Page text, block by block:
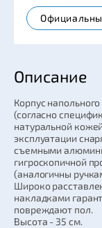
Описание
Корпус
(согласно
натуральной
эксплуатации
съемными
гигроскопичной
(аналогичны
Широко
накладками
повреждают пол.
Высота - 35 см.